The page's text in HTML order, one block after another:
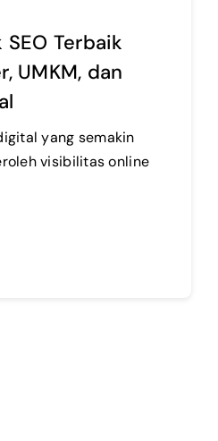
Terbaik
UMKM, dan
yang semakin
visibilitas online